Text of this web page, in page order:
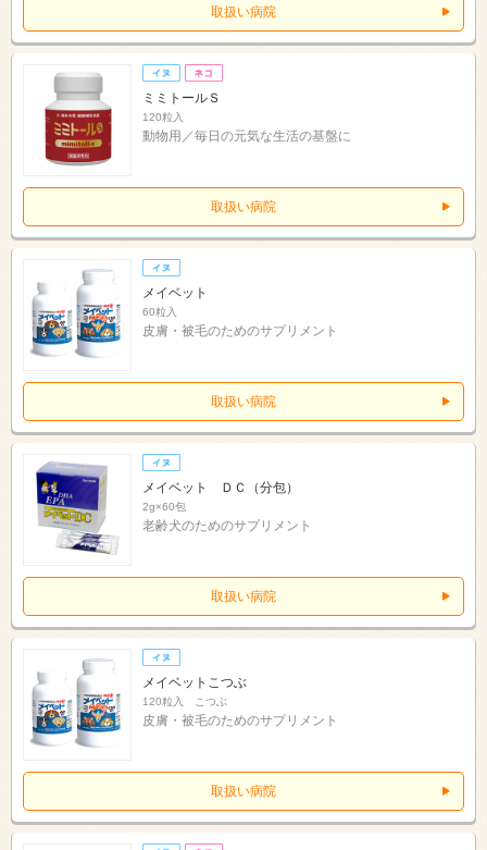
取扱い病院
ミミトールＳ
120粒入
動物用／毎日の元気な生活の基盤に
取扱い病院
メイベット
60粒入
皮膚・被毛のためのサプリメント
取扱い病院
メイベット ＤＣ（分包）
2g×60包
老齢犬のためのサプリメント
取扱い病院
メイベットこつぶ
120粒入 こつぶ
皮膚・被毛のためのサプリメント
取扱い病院